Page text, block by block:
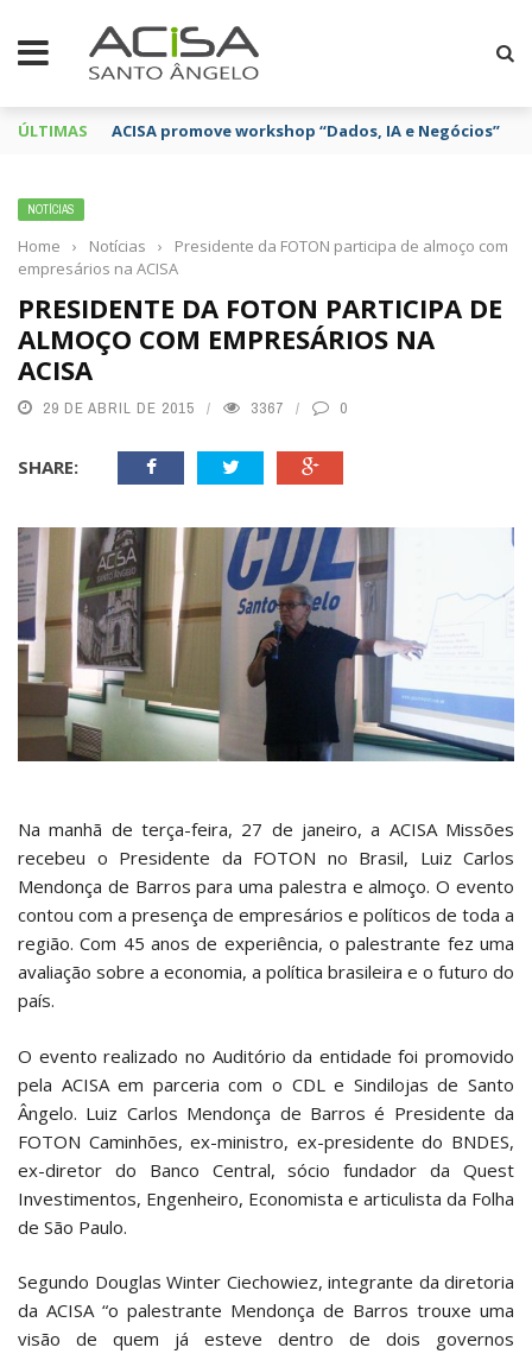
ÚLTIMAS ACISA promove workshop “Dados, IA e Negócios”
NOTÍCIAS
Home › Notícias ›
Presidente da FOTON participa de almoço com
empresários na ACISA
PRESIDENTE DA FOTON PARTICIPA DE
ALMOÇO COM EMPRESÁRIOS NA
ACISA
29 DE ABRIL DE 2015 3367 0
SHARE:
Na manhã de terça-feira, 27 de janeiro, a ACISA Missões
recebeu o Presidente da FOTON no Brasil, Luiz Carlos
Mendonça de Barros para uma palestra e almoço. O evento
contou com a presença de empresários e políticos de toda a
região. Com 45 anos de experiência, o palestrante fez uma
avaliação sobre a economia, a política brasileira e o futuro do
país.
O evento realizado no Auditório da entidade foi promovido
pela ACISA em parceria com o CDL e Sindilojas de Santo
Ângelo. Luiz Carlos Mendonça de Barros é Presidente da
FOTON Caminhões, ex-ministro, ex-presidente do BNDES,
ex-diretor do Banco Central, sócio fundador da Quest
Investimentos, Engenheiro, Economista e articulista da Folha
de São Paulo.
Segundo Douglas Winter Ciechowiez, integrante da diretoria
da ACISA “o palestrante Mendonça de Barros trouxe uma
visão de quem já esteve dentro de dois governos